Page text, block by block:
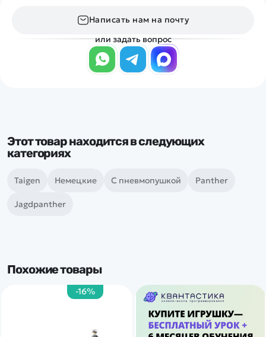
Написать нам на почту
или задать вопрос
Этот товар находится в следующих
категориях
Taigen Немецкие С пневмопушкой Panther
Jagdpanther
Похожие товары
-16%